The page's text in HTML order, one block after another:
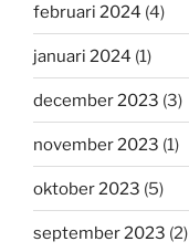
februari 2024 (4)
januari 2024 (1)
december 2023 (3)
november 2023 (1)
oktober 2023 (5)
september 2023 (2)